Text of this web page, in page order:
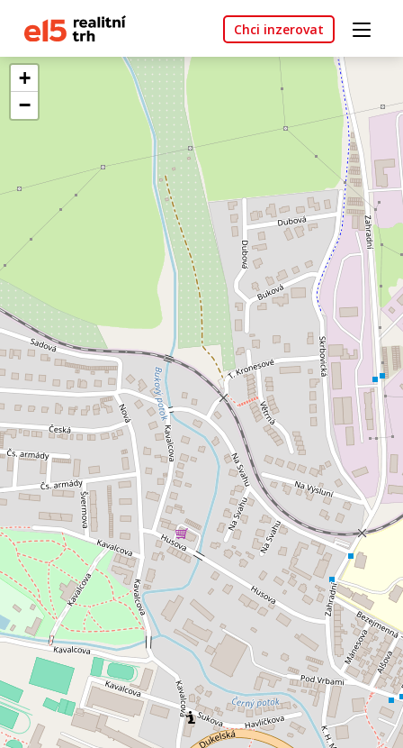
Chci inzerovat
+
−